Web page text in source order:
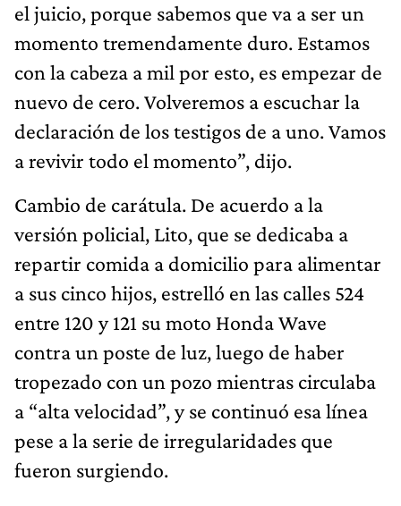
el juicio, porque sabemos que va a ser un
momento tremendamente duro. Estamos
con la cabeza a mil por esto, es empezar de
nuevo de cero. Volveremos a escuchar la
declaración de los testigos de a uno. Vamos
a revivir todo el momento”, dijo.
Cambio de carátula. De acuerdo a la
versión policial, Lito, que se dedicaba a
repartir comida a domicilio para alimentar
a sus cinco hijos, estrelló en las calles 524
entre 120 y 121 su moto Honda Wave
contra un poste de luz, luego de haber
tropezado con un pozo mientras circulaba
a “alta velocidad”, y se continuó esa línea
pese a la serie de irregularidades que
fueron surgiendo.